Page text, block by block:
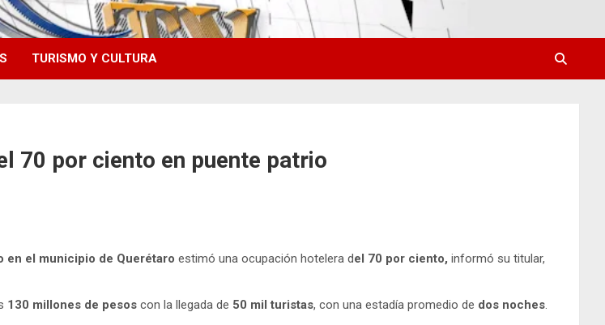
TURISMO Y CULTURA
70 por ciento en puente patrio
en el municipio de Querétaro estimó una ocupación hotelera del 70 por ciento, informó su titular,
130 millones de pesos con la llegada de 50 mil turistas, con una estadía promedio de dos noches.